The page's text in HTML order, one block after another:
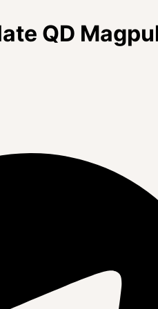
QD